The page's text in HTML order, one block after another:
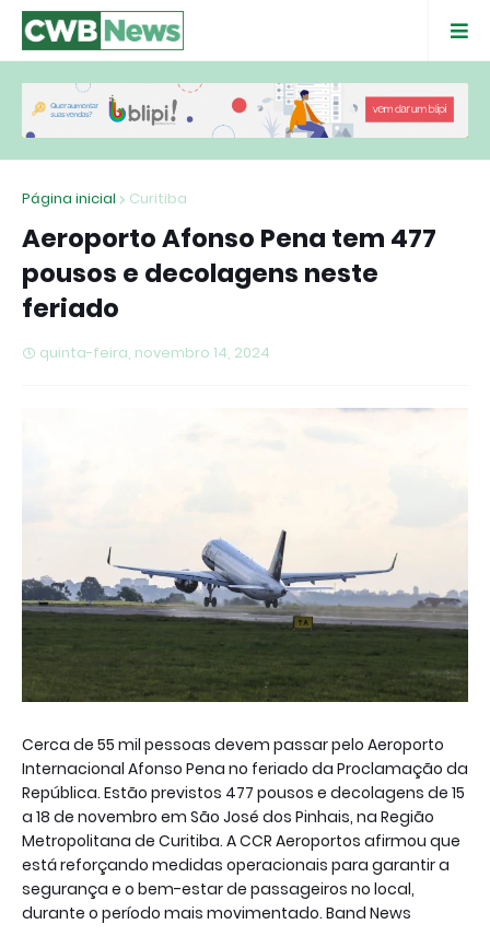
Página inicial Curitiba
Aeroporto Afonso Pena tem 477
pousos e decolagens neste
feriado
quinta-feira, novembro 14, 2024
Cerca de 55 mil pessoas devem passar pelo Aeroporto
Internacional Afonso Pena no feriado da Proclamação da
República. Estão previstos 477 pousos e decolagens de 15
a 18 de novembro em São José dos Pinhais, na Região
Metropolitana de Curitiba. A CCR Aeroportos afirmou que
está reforçando medidas operacionais para garantir a
segurança e o bem-estar de passageiros no local,
durante o período mais movimentado. Band News